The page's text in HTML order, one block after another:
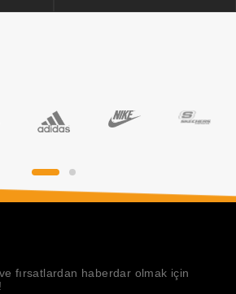
fırsatlardan haberdar olmak için